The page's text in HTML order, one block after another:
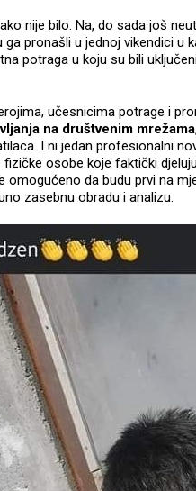
nije bilo. Na, do sada još
pronašli u jednoj vikendici u
potraga u koju su bili
učesnicima potrage i
na društvenim mrežama
I ni jedan profesionalni
osobe koje faktički
omogućeno da budu prvi na
zasebnu obradu i analizu.